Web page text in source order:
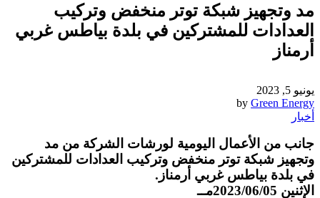
مد وتجهيز شبكة توتر منخفض وتركيب
العدادات للمشتركين في بلدة بياطس غربي
أرمناز
يونيو 5, 2023
by Green Energy
أخبار
جانب من الأعمال اليومية لورشات الشركة من مد
وتجهيز شبكة توتر منخفض وتركيب العدادات للمشتركين
في بلدة بياطس غربي أرمناز.
الإثنين 2023/06/05مــ